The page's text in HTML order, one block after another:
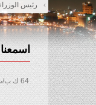
رئيس
64 ك ب/ث